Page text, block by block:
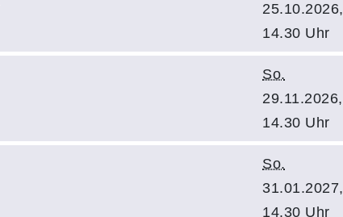
25.10.2026,
14.30 Uhr
So.
29.11.2026,
14.30 Uhr
So.
31.01.2027,
14.30 Uhr